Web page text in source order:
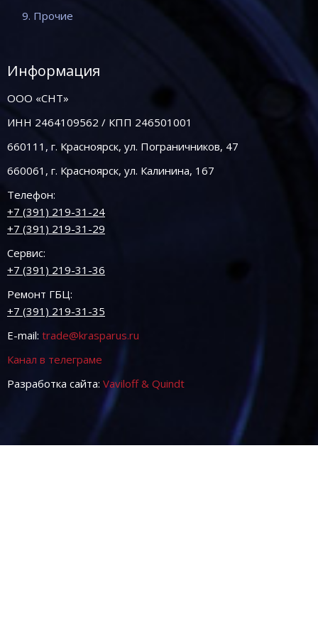
9. Прочие
Информация
ООО «СНТ»
ИНН 2464109562 / КПП 246501001
660111, г. Красноярск, ул. Пограничников, 47
660061, г. Красноярск, ул. Калинина, 167
Телефон:
+7 (391) 219-31-24
+7 (391) 219-31-29
Сервис:
+7 (391) 219-31-36
Ремонт ГБЦ:
+7 (391) 219-31-35
E-mail: trade@krasparus.ru
Канал в телеграме
Разработка сайта: Vaviloff & Quindt